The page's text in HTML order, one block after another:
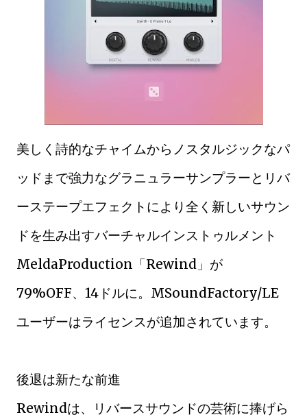
美しく詩的なチャイムからノスタルジックなパ
ッドまで強力なグラニュラーサンプラーとリバ
ーステープエフェクトにより全く新しいサウン
ドを生み出すバーチャルインストゥルメント
MeldaProduction「Rewind」が
79%OFF、14ドルに。MSoundFactory/LE
ユーザーはライセンスが追加されています。
後退は新たな前進
Rewindは、リバースサウンドの芸術に捧げら